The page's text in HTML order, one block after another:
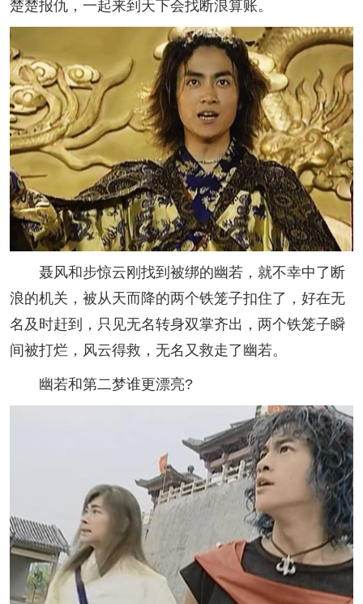
楚楚报仇，一起来到天下会找断浪算账。
聂风和步惊云刚找到被绑的幽若，就不幸中了断
浪的机关，被从天而降的两个铁笼子扣住了，好在无
名及时赶到，只见无名转身双掌齐出，两个铁笼子瞬
间被打烂，风云得救，无名又救走了幽若。
幽若和第二梦谁更漂亮?